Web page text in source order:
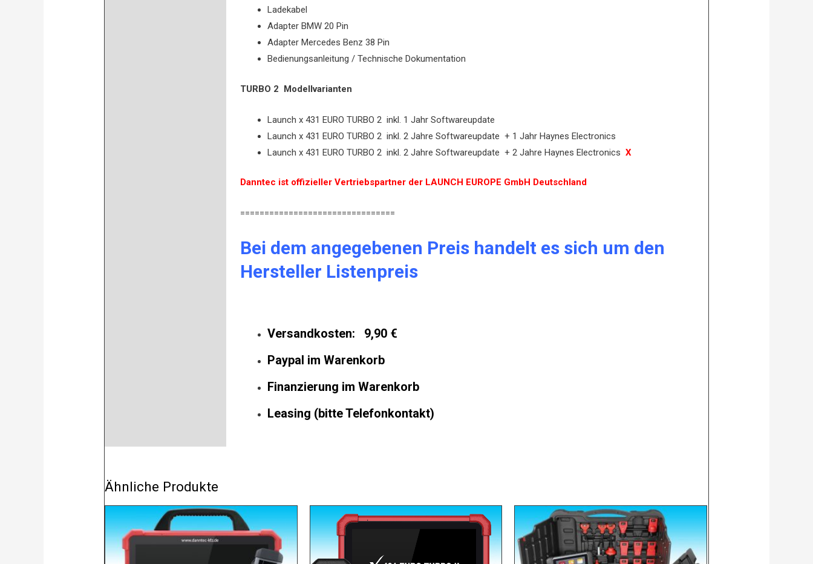
Ladekabel
Adapter BMW 20 Pin
Adapter Mercedes Benz 38 Pin
Bedienungsanleitung / Technische Dokumentation
TURBO 2 Modellvarianten
Launch x 431 EURO TURBO 2 inkl. 1 Jahr Softwareupdate
Launch x 431 EURO TURBO 2 inkl. 2 Jahre Softwareupdate + 1 Jahr Haynes Electronics
Launch x 431 EURO TURBO 2 inkl. 2 Jahre Softwareupdate + 2 Jahre Haynes Electronics X
Danntec ist offizieller Vertriebspartner der LAUNCH EUROPE GmbH Deutschland
================================
Bei dem angegebenen Preis handelt es sich um den
Hersteller Listenpreis
Versandkosten: 9,90 €
Paypal im Warenkorb
Finanzierung im Warenkorb
Leasing (bitte Telefonkontakt)
Ähnliche Produkte